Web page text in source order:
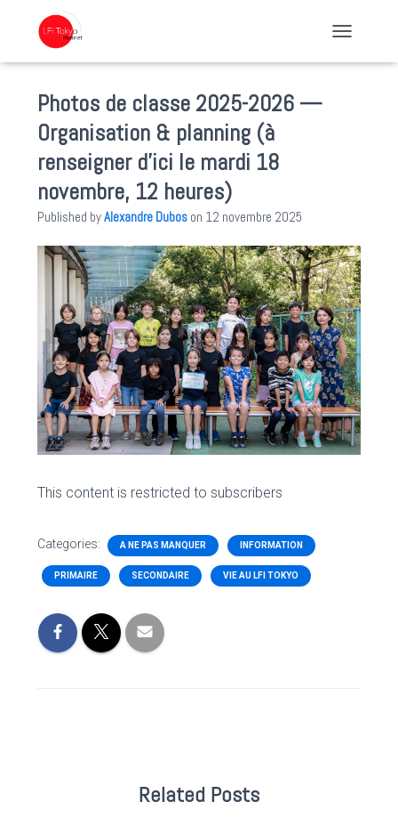
Photos de classe 2025-2026 —
Organisation & planning (à
renseigner d’ici le mardi 18
novembre, 12 heures)
Published byAlexandre Dubos on 12 novembre 2025
This content is restricted to subscribers
Categories: A NE PAS MANQUER INFORMATION
PRIMAIRE SECONDAIRE VIE AU LFI TOKYO
Related Posts